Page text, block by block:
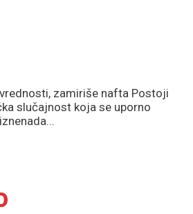
zamiriše nafta Postoji
slučajnost koja se uporno